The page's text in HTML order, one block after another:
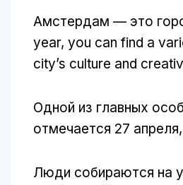
Амстердам — это
year, you can find a
city’s culture and
Одной из главных
отмечается 27 апреля,
Люди собираются на